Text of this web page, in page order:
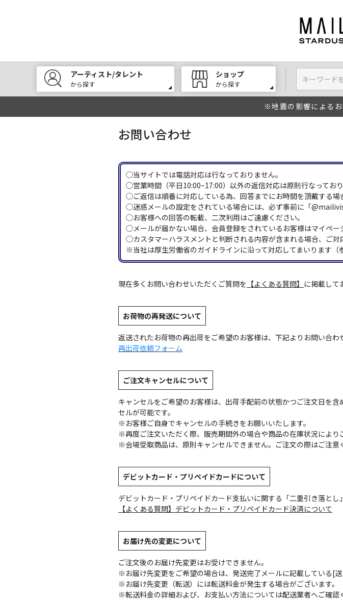
アーティスト/タレント
から探す
ショップ
から探す
※地震の影響による
お問い合わせ
◯当サイトでは電話対応は行なっておりません。
◯営業時間（平日10:00~17:00）以外の返信対応は原則行なっており
◯ご返信は順番に対応している為、回答までにお時間を頂戴する場
◯迷惑メールの設定をされている場合には、必ず事前に「
◯お客様への回答の転載、二次利用はご遠慮ください。
◯メールが届かない場合、会員登録をされているお客様はマイペー
◯カスタマーハラスメントと判断される内容が含まれる場合、ご対
※当社は厚生労働省のガイドラインに沿って対応してまいります（
現在多くお問い合わせいただくご質問を 【よくある質問】 に掲載して
お荷物の再発送について
返送されたお荷物の再出荷をご希望のお客様は、下記よりお問い合わ
再出荷依頼フォーム
ご注文キャンセルについて
キャンセルをご希望のお客様は、出荷手配前の状態かつご注文日を
セルが可能です。
※お客様ご自身でキャンセルの手続きをお願いいたします。
※再度ご注文いただく際、販売期間外の場合や商品の在庫状況により
※会場受取商品は、原則キャンセルできません。ご注文の際はご注意
デビットカード・プリペイドカードについて
デビットカード・プリペイドカード支払いに関する「二重引き落と
【よくある質問】デビットカード・プリペイドカード決済について
お届け先の変更について
ご注文後のお届け先変更はお受けできません。
※お届け先変更をご希望の場合は、発送完了メールに記載している[
※お届け先変更（転送）には転送料金が発生する場合がございます。
※転送料金の詳細および、お支払い方法については配送業者へご確認